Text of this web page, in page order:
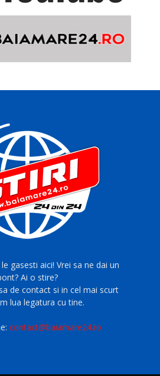
gasesti aici! Vrei sa ne dai un
Ai o stire?
de contact si in cel mai scurt
lua legatura cu tine.
contact@baiamare24.ro